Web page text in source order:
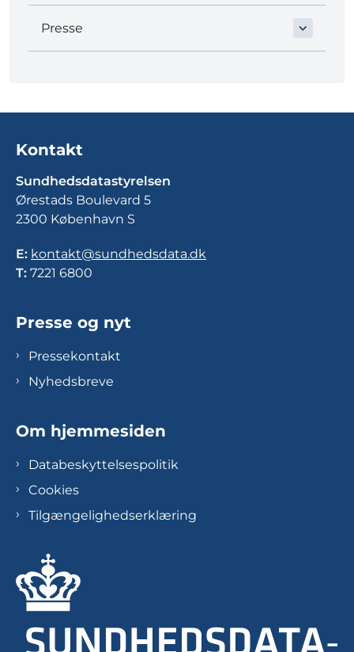
Presse
Kontakt
Sundhedsdatastyrelsen
Ørestads Boulevard 5
2300 København S
E: kontakt@sundhedsdata.dk
T: 7221 6800
Presse og nyt
Pressekontakt
Nyhedsbreve
Om hjemmesiden
Databeskyttelsespolitik
Cookies
Tilgængelighedserklæring